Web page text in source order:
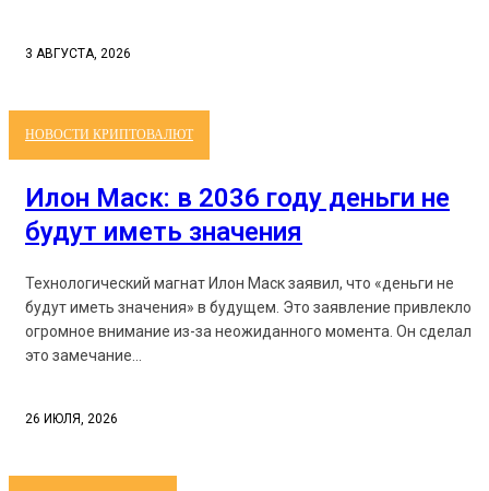
3 АВГУСТА, 2026
НОВОСТИ КРИПТОВАЛЮТ
Илон Маск: в 2036 году деньги не
будут иметь значения
Технологический магнат Илон Маск заявил, что «деньги не
будут иметь значения» в будущем. Это заявление привлекло
огромное внимание из-за неожиданного момента. Он сделал
это замечание...
26 ИЮЛЯ, 2026